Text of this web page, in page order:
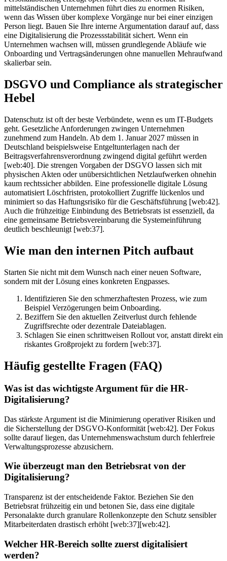
mittelständischen Unternehmen führt dies zu enormen Risiken,
wenn das Wissen über komplexe Vorgänge nur bei einer einzigen
Person liegt. Bauen Sie Ihre interne Argumentation darauf auf, dass
eine Digitalisierung die Prozessstabilität sichert. Wenn ein
Unternehmen wachsen will, müssen grundlegende Abläufe wie
Onboarding und Vertragsänderungen ohne manuellen Mehraufwand
skalierbar sein.
DSGVO und Compliance als strategischer
Hebel
Datenschutz ist oft der beste Verbündete, wenn es um IT-Budgets
geht. Gesetzliche Anforderungen zwingen Unternehmen
zunehmend zum Handeln. Ab dem 1. Januar 2027 müssen in
Deutschland beispielsweise Entgeltunterlagen nach der
Beitragsverfahrensverordnung zwingend digital geführt werden
[web:40]. Die strengen Vorgaben der DSGVO lassen sich mit
physischen Akten oder unübersichtlichen Netzlaufwerken ohnehin
kaum rechtssicher abbilden. Eine professionelle digitale Lösung
automatisiert Löschfristen, protokolliert Zugriffe lückenlos und
minimiert so das Haftungsrisiko für die Geschäftsführung [web:42].
Auch die frühzeitige Einbindung des Betriebsrats ist essenziell, da
eine gemeinsame Betriebsvereinbarung die Systemeinführung
deutlich beschleunigt [web:37].
Wie man den internen Pitch aufbaut
Starten Sie nicht mit dem Wunsch nach einer neuen Software,
sondern mit der Lösung eines konkreten Engpasses.
Identifizieren Sie den schmerzhaftesten Prozess, wie zum
Beispiel Verzögerungen beim Onboarding.
Beziffern Sie den aktuellen Zeitverlust durch fehlende
Zugriffsrechte oder dezentrale Dateiablagen.
Schlagen Sie einen schrittweisen Rollout vor, anstatt direkt ein
riskantes Großprojekt zu fordern [web:37].
Häufig gestellte Fragen (FAQ)
Was ist das wichtigste Argument für die HR-
Digitalisierung?
Das stärkste Argument ist die Minimierung operativer Risiken und
die Sicherstellung der DSGVO-Konformität [web:42]. Der Fokus
sollte darauf liegen, das Unternehmenswachstum durch fehlerfreie
Verwaltungsprozesse abzusichern.
Wie überzeugt man den Betriebsrat von der
Digitalisierung?
Transparenz ist der entscheidende Faktor. Beziehen Sie den
Betriebsrat frühzeitig ein und betonen Sie, dass eine digitale
Personalakte durch granulare Rollenkonzepte den Schutz sensibler
Mitarbeiterdaten drastisch erhöht [web:37][web:42].
Welcher HR-Bereich sollte zuerst digitalisiert
werden?